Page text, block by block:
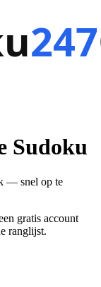
Sudoku
— snel op te
gratis account
ranglijst.